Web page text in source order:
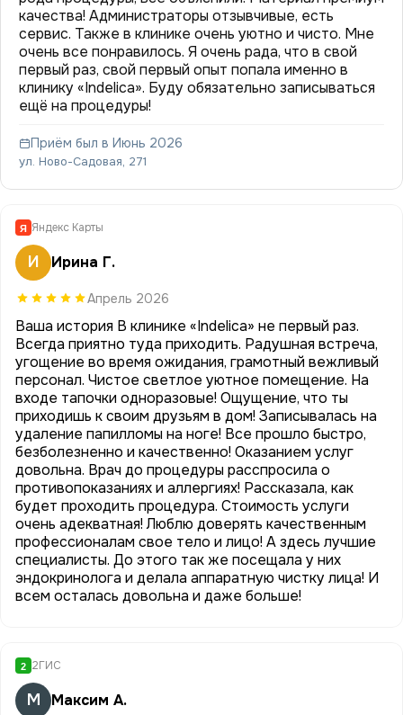
качества! Администраторы отзывчивые, есть
сервис. Также в клинике очень уютно и чисто. Мне
очень все понравилось. Я очень рада, что в свой
первый раз, свой первый опыт попала именно в
клинику «Indelica». Буду обязательно записываться
ещё на процедуры!
Приём был в Июнь 2026
ул. Ново-Садовая, 271
Я Яндекс Карты
И Ирина Г.
Апрель 2026
Ваша история В клинике «Indelica» не первый раз.
Всегда приятно туда приходить. Радушная встреча,
угощение во время ожидания, грамотный вежливый
персонал. Чистое светлое уютное помещение. На
входе тапочки одноразовые! Ощущение, что ты
приходишь к своим друзьям в дом! Записывалась на
удаление папилломы на ноге! Все прошло быстро,
безболезненно и качественно! Оказанием услуг
довольна. Врач до процедуры расспросила о
противопоказаниях и аллергиях! Рассказала, как
будет проходить процедура. Стоимость услуги
очень адекватная! Люблю доверять качественным
профессионалам свое тело и лицо! А здесь лучшие
специалисты. До этого так же посещала у них
эндокринолога и делала аппаратную чистку лица! И
всем осталась довольна и даже больше!
2 2ГИС
М Максим А.